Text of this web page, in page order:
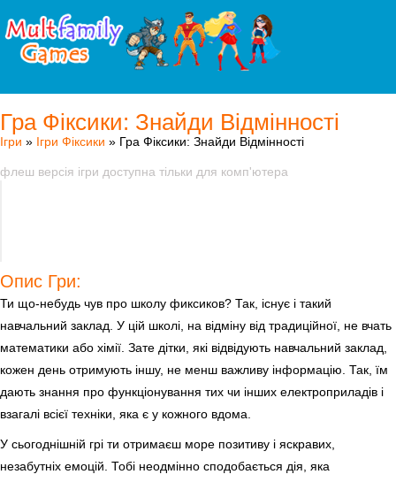
Гра Фіксики: Знайди Відмінності
Ігри » Ігри Фіксики » Гра Фіксики: Знайди Відмінності
флеш версія ігри доступна тільки для комп'ютера
Опис Гри:
Ти що-небудь чув про школу фиксиков? Так, існує і такий
навчальний заклад. У цій школі, на відміну від традиційної, не вчать
математики або хімії. Зате дітки, які відвідують навчальний заклад,
кожен день отримують іншу, не менш важливу інформацію. Так, їм
дають знання про функціонування тих чи інших електроприладів і
взагалі всієї техніки, яка є у кожного вдома.
У сьогоднішній грі ти отримаєш море позитиву і яскравих,
незабутніх емоцій. Тобі неодмінно сподобається дія, яка